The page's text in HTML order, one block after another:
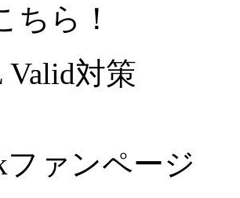
ちら！
対策
ファンページ